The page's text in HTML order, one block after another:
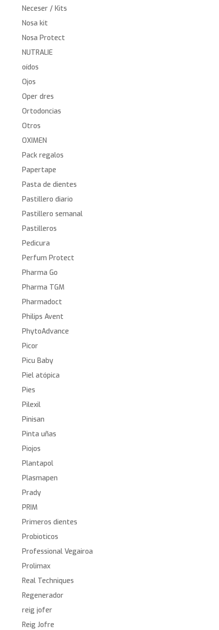
Neceser / Kits
Nosa kit
Nosa Protect
NUTRALIE
oídos
Ojos
Oper dres
Ortodoncias
Otros
OXIMEN
Pack regalos
Papertape
Pasta de dientes
Pastillero diario
Pastillero semanal
Pastilleros
Pedicura
Perfum Protect
Pharma Go
Pharma TGM
Pharmadoct
Philips Avent
PhytoAdvance
Picor
Picu Baby
Piel atópica
Pies
Pilexil
Pinisan
Pinta uñas
Piojos
Plantapol
Plasmapen
Prady
PRIM
Primeros dientes
Probioticos
Professional Vegairoa
Prolimax
Real Techniques
Regenerador
reig jofer
Reig Jofre